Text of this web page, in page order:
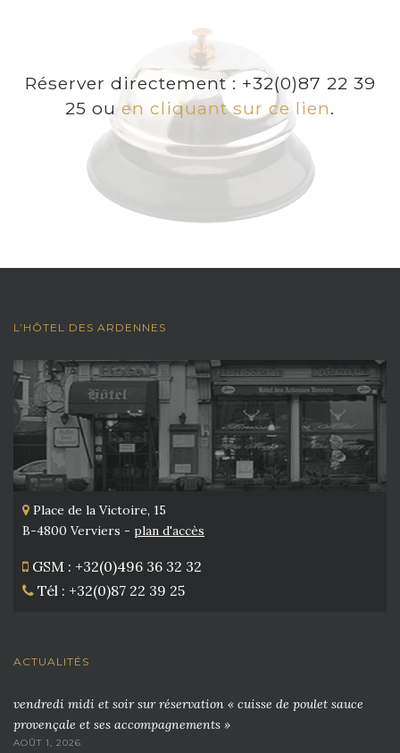
Réserver directement : +32(0)87 22 39
25 ou en cliquant sur ce lien.
L’HÔTEL DES ARDENNES
Place de la Victoire, 15
B-4800 Verviers - plan d'accès
GSM : +32(0)496 36 32 32
Tél : +32(0)87 22 39 25
ACTUALITÉS
vendredi midi et soir sur réservation « cuisse de poulet sauce
provençale et ses accompagnements »
AOÛT 1, 2026